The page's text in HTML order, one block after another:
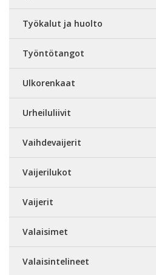
Työkalut ja huolto
Työntötangot
Ulkorenkaat
Urheiluliivit
Vaihdevaijerit
Vaijerilukot
Vaijerit
Valaisimet
Valaisintelineet